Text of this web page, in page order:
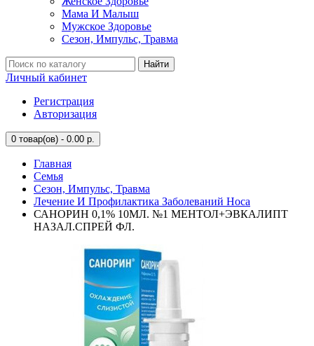
Мама И Малыш
Мужское Здоровье
Сезон, Импульс, Травма
Найти
Личный кабинет
Регистрация
Авторизация
0 товар(ов) - 0.00 р.
Главная
Семья
Сезон, Импульс, Травма
Лечение И Профилактика Заболеваний Носа
САНОРИН 0,1% 10МЛ. №1 МЕНТОЛ+ЭВКАЛИПТ
НАЗАЛ.СПРЕЙ ФЛ.